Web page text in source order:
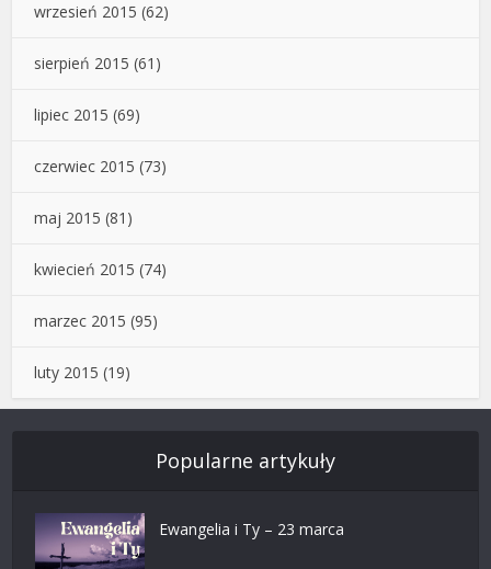
wrzesień 2015 (62)
sierpień 2015 (61)
lipiec 2015 (69)
czerwiec 2015 (73)
maj 2015 (81)
kwiecień 2015 (74)
marzec 2015 (95)
luty 2015 (19)
Popularne artykuły
Ewangelia i Ty – 23 marca